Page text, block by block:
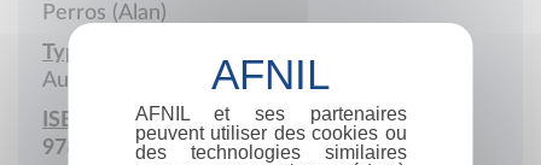
Perros (Alan)
Type de société :
Auto-édition
ISBN :
978-2-9587126
AFNIL et ses partenaires
peuvent utiliser des cookies ou
des technologies similaires